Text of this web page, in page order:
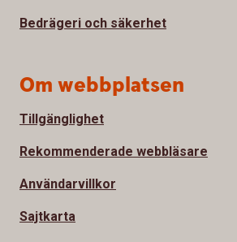
Bedrägeri och säkerhet
Om webbplatsen
Tillgänglighet
Rekommenderade webbläsare
Användarvillkor
Sajtkarta